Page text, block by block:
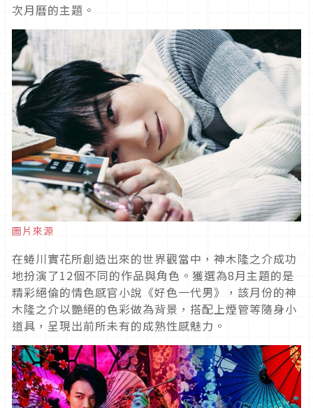
次月曆的主題。
圖片來源
在蜷川實花所創造出來的世界觀當中，神木隆之介成功
地扮演了12個不同的作品與角色。獲選為8月主題的是
精彩絕倫的情色感官小說《好色一代男》，該月份的神
木隆之介以艷絕的色彩做為背景，搭配上煙管等隨身小
道具，呈現出前所未有的成熟性感魅力。